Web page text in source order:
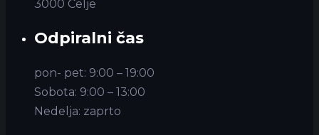
3000 Celje
Odpiralni čas
pon- pet: 9:00 – 19:00
Sobota: 9:00 – 13:00
Nedelja: zaprto